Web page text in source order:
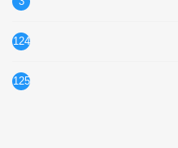
124
125